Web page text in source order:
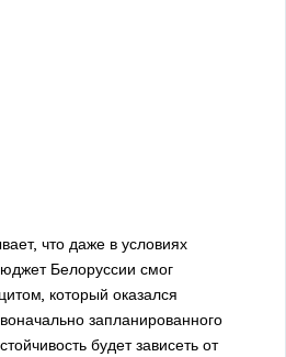
что даже в условиях
Белоруссии смог
который оказался
запланированного
будет зависеть от